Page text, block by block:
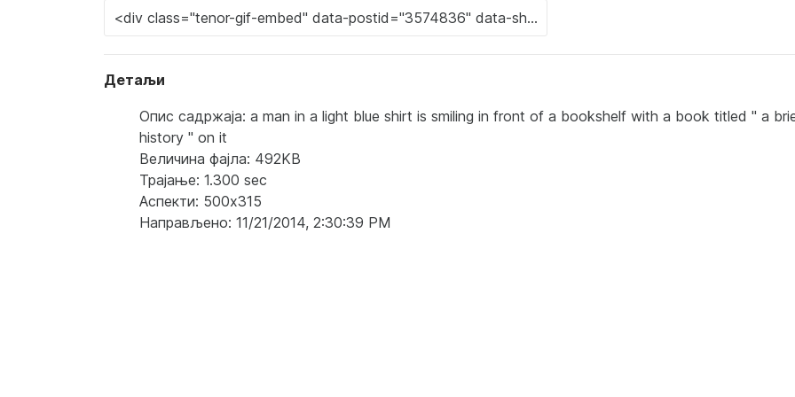
Детаљи
Опис садржаја: a man in a light blue shirt is smiling in front of a bookshelf with a book titled " a
history " on it
Величина фајла: 492KB
Трајање: 1.300 sec
Аспекти: 500x315
Направљено: 11/21/2014, 2:30:39 PM